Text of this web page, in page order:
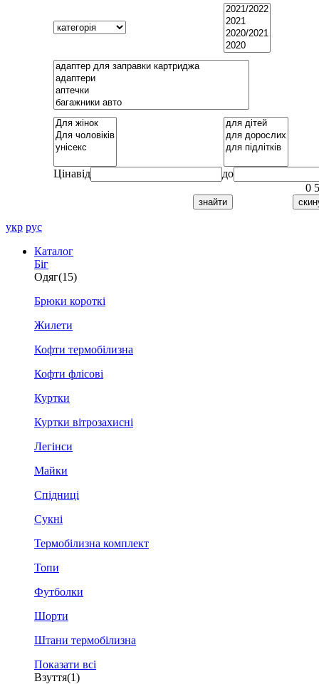
Цінавід
до
0
укр рус
Каталог
Біг
Одяг(15)
Брюки короткі
Жилети
Кофти термобілизна
Кофти флісові
Куртки
Куртки вітрозахисні
Легінси
Майки
Спідниці
Сукні
Термобілизна комплект
Топи
Футболки
Шорти
Штани термобілизна
Показати всі
Взуття(1)